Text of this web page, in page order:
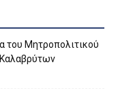
του Μητροπολιτικού